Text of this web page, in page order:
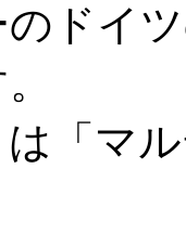
ドイ
は「マ